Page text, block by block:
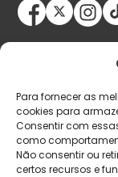
Para fornecer as
cookies para
Consentir com
como
Não consentir ou
certos recursos e
© Copyright